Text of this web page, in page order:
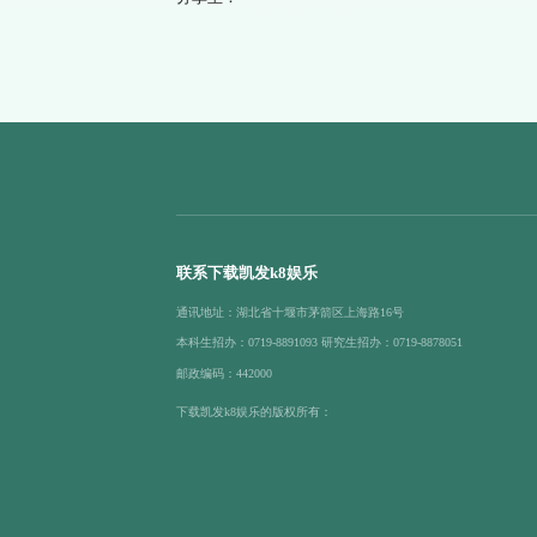
联系下载凯发k8娱乐
通讯地址：湖北省十堰市茅箭区上海路16号
本科生招办：0719-8891093 研究生招办：0719-8878051
邮政编码：442000
下载凯发k8娱乐的版权所有：